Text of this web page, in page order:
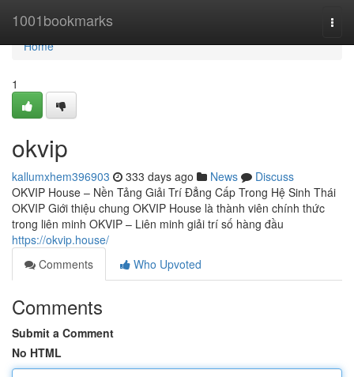
1001bookmarks
Home
Home
1
okvip
kallumxhem396903 333 days ago News
Discuss
OKVIP House – Nền Tảng Giải Trí Đẳng Cấp Trong Hệ Sinh Thái
OKVIP Giới thiệu chung OKVIP House là thành viên chính thức
trong liên minh OKVIP – Liên minh giải trí số hàng đầu
https://okvip.house/
Comments
Who Upvoted
Comments
Submit a Comment
No HTML